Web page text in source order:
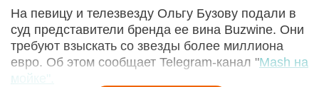
На певицу и телезвезду Ольгу Бузову подали в
суд представители бренда ее вина Buzwine. Они
требуют взыскать со звезды более миллиона
евро. Об этом сообщает Telegram-канал "Mash на
мойке".